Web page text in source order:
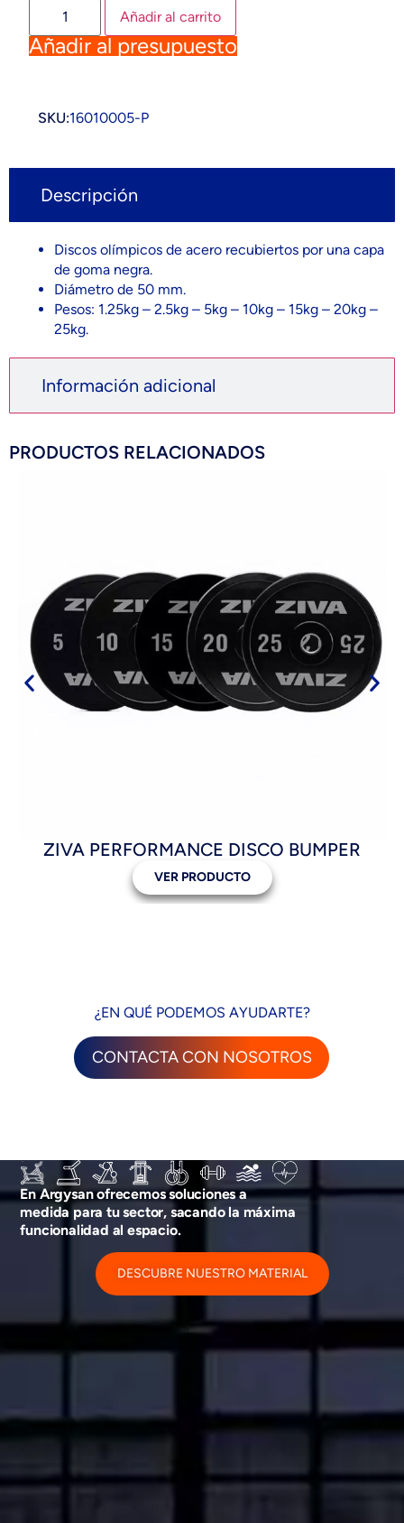
Añadir al carrito
Añadir al presupuesto
SKU:16010005-P
Descripción
Información adicional
Discos olímpicos de acero recubiertos por una capa
de goma negra.
Diámetro de 50 mm.
Pesos: 1.25kg – 2.5kg – 5kg – 10kg – 15kg – 20kg –
25kg.
PRODUCTOS RELACIONADOS
ZIVA PERFORMANCE DISCO BUMPER
VER PRODUCTO
¿EN QUÉ PODEMOS AYUDARTE?
CONTACTA CON NOSOTROS
En Argysan ofrecemos soluciones a
medida para tu sector, sacando la máxima
funcionalidad al espacio.
DESCUBRE NUESTRO MATERIAL